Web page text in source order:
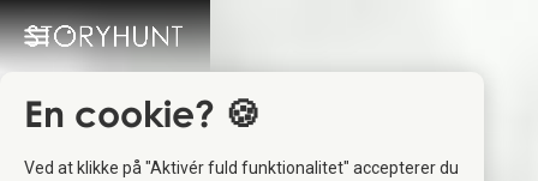
En cookie? 🍪
Ved at klikke på "Aktivér fuld funktionalitet" accepterer du